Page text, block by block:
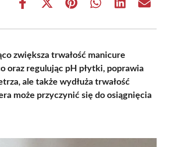
Share
Share
(Twitter)
Share Share Share Share
zwiększa trwałość manicure
oraz regulując pH płytki, poprawia
ale także wydłuża trwałość
może przyczynić się do osiągnięcia